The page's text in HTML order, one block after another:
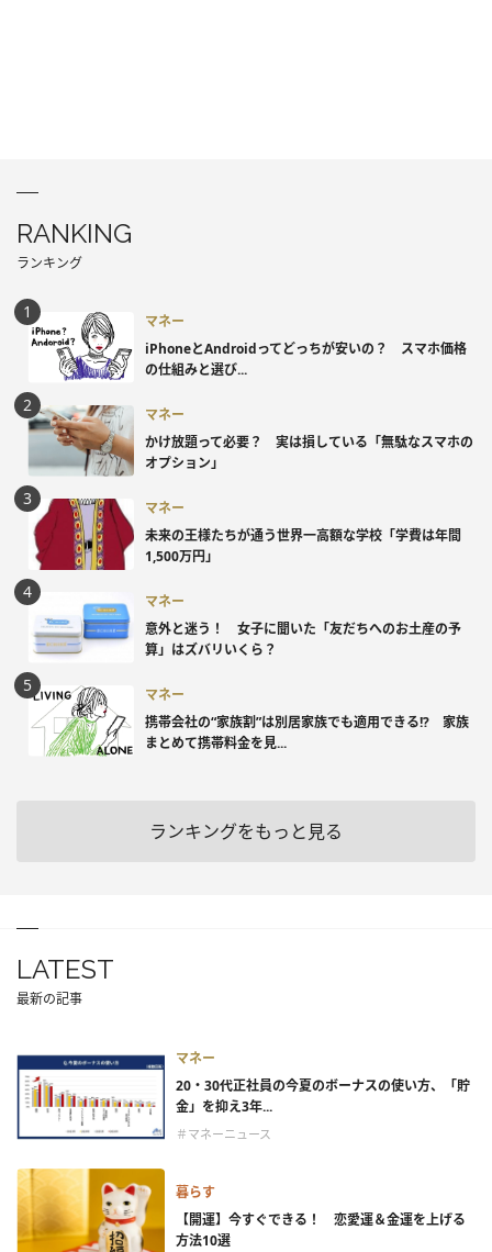
RANKING
ランキング
マネー
iPhoneとAndroidってどっちが安いの？ スマホ価格
の仕組みと選び...
マネー
かけ放題って必要？ 実は損している「無駄なスマホの
オプション」
マネー
未来の王様たちが通う世界一高額な学校「学費は年間
1,500万円」
マネー
意外と迷う！ 女子に聞いた「友だちへのお土産の予
算」はズバリいくら？
マネー
携帯会社の“家族割”は別居家族でも適用できる!? 家族
まとめて携帯料金を見...
ランキングをもっと見る
LATEST
最新の記事
マネー
20・30代正社員の今夏のボーナスの使い方、「貯
金」を抑え3年...
＃マネーニュース
暮らす
【開運】今すぐできる！ 恋愛運＆金運を上げる
方法10選